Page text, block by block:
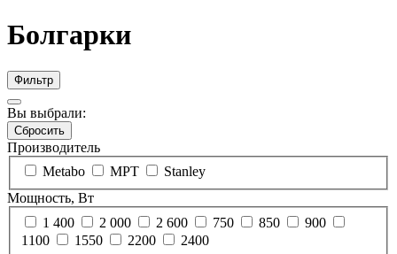
Болгарки
Фильтр
Вы выбрали:
Сбросить
Производитель
Metabo
MPT
Stanley
Мощность, Вт
1 400
2 000 2 600 750 850
900
1100
1550 2200 2400